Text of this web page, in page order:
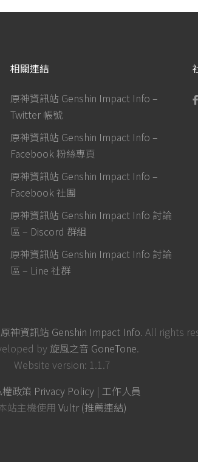
相關連結
原神資訊站 Genshin Impact Info –
Twitter 帳號
原神資訊站 Genshin Impact Info –
Facebook 粉絲專頁
原神資訊站 Genshin Impact Info –
Facebook 社團
原神資訊站 Genshin Impact Info 討論
區 – Discord 群組
原神資訊站 Genshin Impact Info 討論
區 – Line 社群
原神資訊站 Genshin Impact Info. All rights
by 旋風之音 GoneTone.
Website version: 1.1.7
權政策 Privacy Policy | 工作人員
站主機使用 Vultr (推薦連結)